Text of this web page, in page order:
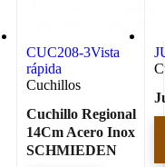
CUC208-3Vista
rápida
Cuchillos
Cuchillo Regional
14Cm Acero Inox
SCHMIEDEN